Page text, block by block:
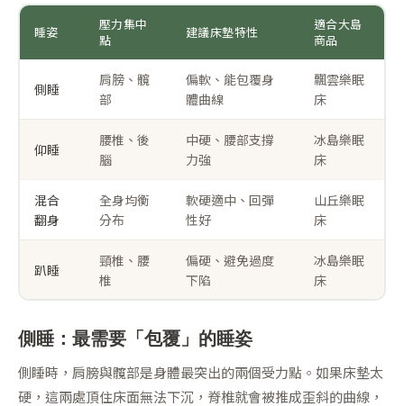
睡姿
壓力集中
點
建議床墊特性
適合大島
商品
側睡
肩膀、髖
部
偏軟、能包覆身
體曲線
飄雲樂眠
床
仰睡
腰椎、後
腦
中硬、腰部支撐
力強
冰島樂眠
床
混合
翻身
全身均衡
分布
軟硬適中、回彈
性好
山丘樂眠
床
趴睡
頸椎、腰
椎
偏硬、避免過度
下陷
冰島樂眠
床
側睡：最需要「包覆」的睡姿
側睡時，肩膀與髖部是身體最突出的兩個受力點。如果床墊太
硬，這兩處頂住床面無法下沉，脊椎就會被推成歪斜的曲線，